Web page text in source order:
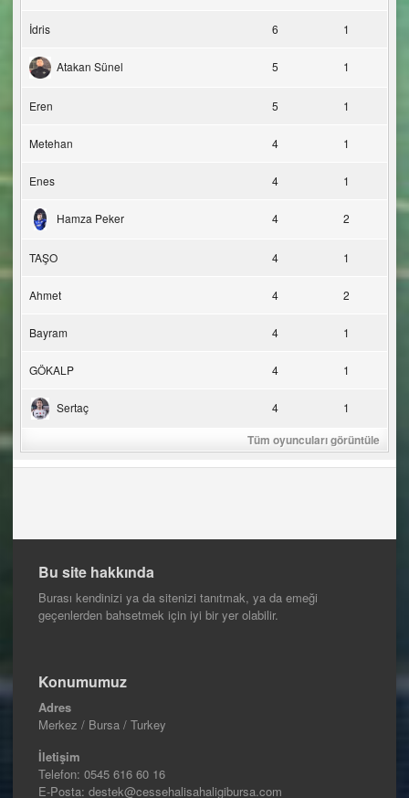
İdris 6 1
Atakan Sünel 5 1
Eren 5 1
Metehan 4 1
Enes 4 1
Hamza Peker 4 2
TAŞO 4 1
Ahmet 4 2
Bayram 4 1
GÖKALP 4 1
Sertaç 4 1
Tüm oyuncuları görüntüle
Bu site hakkında
Burası kendinizi ya da sitenizi tanıtmak, ya da emeği
geçenlerden bahsetmek için iyi bir yer olabilir.
Konumumuz
Adres
Merkez / Bursa / Turkey
İletişim
Telefon: 0545 616 60 16
E-Posta: destek@cessehalisahaligibursa.com